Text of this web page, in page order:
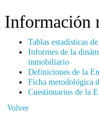
Información
Tablas estadísticas
Informes de la
inmobiliario
Definiciones de la
Ficha metodológica
Cuestionarios de la
Volver